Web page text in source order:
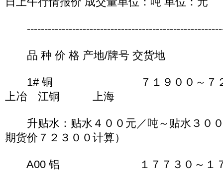
品 种 价 格 产地/牌号 交货地
1# 铜 ７１９００～７２
上冶 江铜 上海
升贴水：贴水４００元／吨～贴水３０
期货价７２３００计算）
A00 铝 １７７３０～１７